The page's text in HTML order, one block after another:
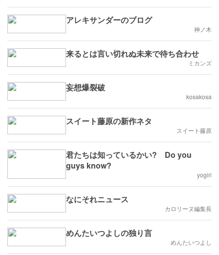
アレキサンダーのブログ
神ノ木
来るとは言い切れぬ未来で待ち合わせ
ミカンズ
妄想爆裂破
kosakosa
スイート藤原の新作ネタ
スイート藤原
君たちは知っているかい? Do you
guys know?
yogiri
なにそれニュース
カロリーヌ編集長
めんたいつよしの独り言
めんたいつよし